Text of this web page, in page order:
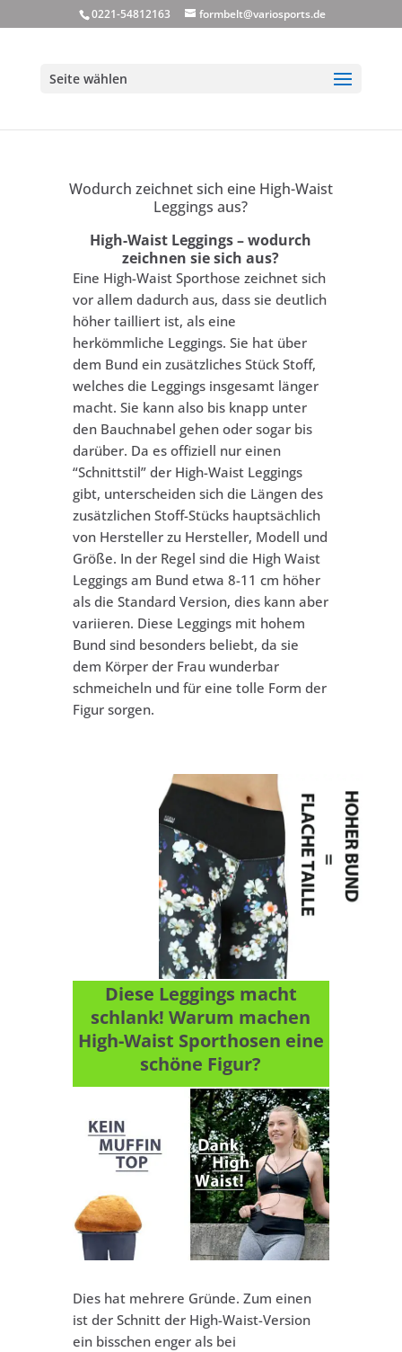
0221-54812163 formbelt@variosports.de
Seite wählen
Wodurch zeichnet sich eine High-Waist
Leggings aus?
High-Waist Leggings –wodurch
zeichnen sie sichaus?
Eine High-Waist Sporthose zeichnet sich
vor allem dadurch aus, dass sie deutlich
höher tailliert ist, als eine
herkömmliche Leggings. Sie hat über
dem Bund ein zusätzliches Stück Stoff,
welches die Leggings insgesamt länger
macht. Sie kann also bis knapp unter
den Bauchnabel gehen oder sogar bis
darüber. Da es offiziell nur einen
“Schnittstil” der High-Waist Leggings
gibt, unterscheiden sich die Längen des
zusätzlichen Stoff-Stücks hauptsächlich
von Hersteller zu Hersteller, Modell und
Größe. In der Regel sind die High Waist
Leggings am Bund etwa 8-11 cm höher
als die Standard Version, dies kann aber
variieren. Diese Leggings mit hohem
Bund sind besonders beliebt, da sie
dem Körper der Frau wunderbar
schmeicheln und für eine tolle Form der
Figur sorgen.
Diese Leggings macht
schlank! Warum machen
High-Waist Sporthosen eine
schöne Figur?
Dies hat mehrere Gründe. Zum einen
ist der Schnitt der High-Waist-Version
ein bisschen enger als bei